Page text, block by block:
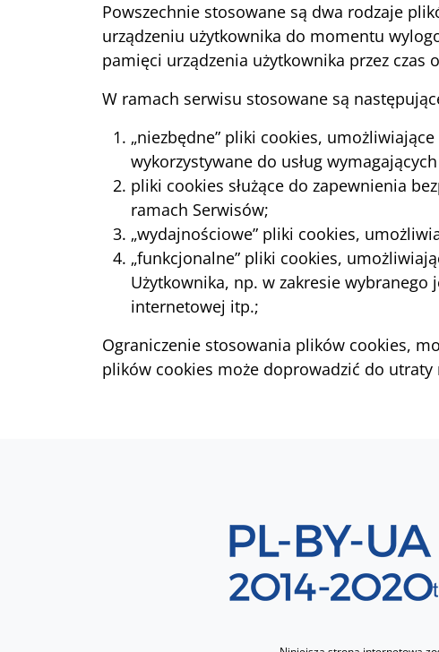
Powszechnie stosowane są dwa rodzaje
urządzeniu użytkownika do momentu
pamięci urządzenia użytkownika przez
W ramach serwisu stosowane są
„niezbędne” pliki cookies,
wykorzystywane do usług
pliki cookies służące do zapewnienia
ramach Serwisów;
„wydajnościowe” pliki cookies,
„funkcjonalne” pliki cookies,
Użytkownika, np. w zakresie
internetowej itp.;
Ograniczenie stosowania plików cookies,
plików cookies może doprowadzić do